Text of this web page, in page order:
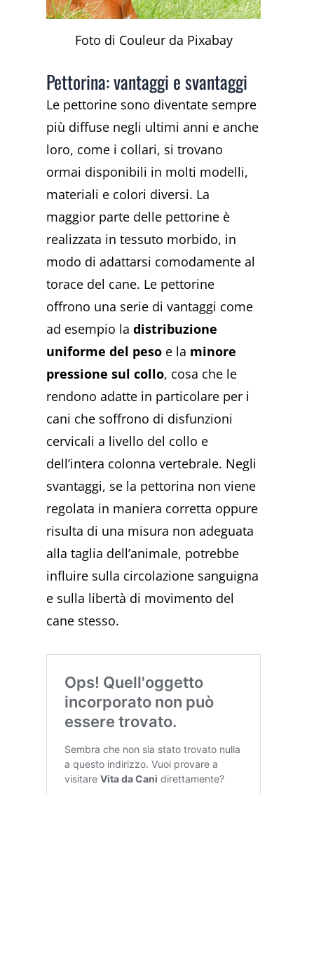
Foto di Couleur da Pixabay
Pettorina: vantaggi e svantaggi
Le pettorine sono diventate sempre
più diffuse negli ultimi anni e anche
loro, come i collari, si trovano
ormai disponibili in molti modelli,
materiali e colori diversi. La
maggior parte delle pettorine è
realizzata in tessuto morbido, in
modo di adattarsi comodamente al
torace del cane. Le pettorine
offrono una serie di vantaggi come
ad esempio ladistribuzione
uniforme del peso e la minore
pressione sul collo, cosa che le
rendono adatte in particolare per i
cani che soffrono di disfunzioni
cervicali a livello del collo e
dell’intera colonna vertebrale. Negli
svantaggi, se la pettorina non viene
regolata in maniera corretta oppure
risulta di una misura non adeguata
alla taglia dell’animale, potrebbe
influire sulla circolazione sanguigna
e sulla libertà di movimento del
cane stesso.